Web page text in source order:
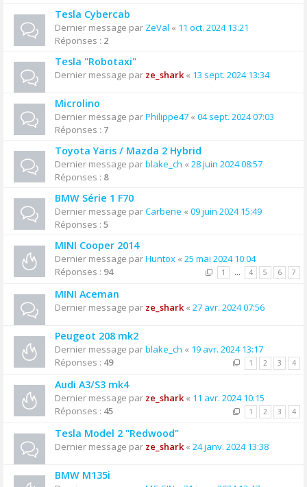
Tesla Cybercab
Dernier message par ZeVal « 11 oct. 2024 13:21
Réponses : 2
Tesla "Robotaxi"
Dernier message par ze_shark« 13 sept. 2024 13:34
Microlino
Dernier message parPhilippe47 « 04 sept. 2024 07:03
Réponses : 7
Toyota Yaris / Mazda 2 Hybrid
Dernier message parblake_ch « 28 juin 2024 08:57
Réponses : 8
BMW Série 1 F70
Dernier message parCarbene « 09 juin 2024 15:49
Réponses : 5
MINI Cooper 2014
Dernier message parHuntox « 25 mai 2024 10:04
Réponses : 94 1 … 4 5 6 7
MINI Aceman
Dernier message par ze_shark« 27 avr. 2024 07:56
Peugeot 208 mk2
Dernier message parblake_ch « 19 avr. 2024 13:17
Réponses : 49 1 2 3 4
Audi A3/S3 mk4
Dernier message par ze_shark« 11 avr. 2024 10:15
Réponses : 45 1 2 3 4
Tesla Model 2 "Redwood"
Dernier message par ze_shark« 24 janv. 2024 13:38
BMW M135i